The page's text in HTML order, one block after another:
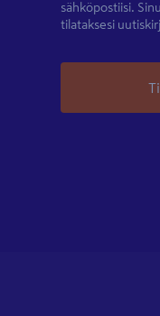
sähköpostiisi.
tilataksesi